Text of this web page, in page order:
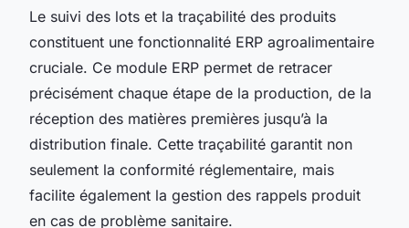
Le suivi des lots et la traçabilité des produits
constituent une fonctionnalité ERP agroalimentaire
cruciale. Ce module ERP permet de retracer
précisément chaque étape de la production, de la
réception des matières premières jusqu’à la
distribution finale. Cette traçabilité garantit non
seulement la conformité réglementaire, mais
facilite également la gestion des rappels produit
en cas de problème sanitaire.